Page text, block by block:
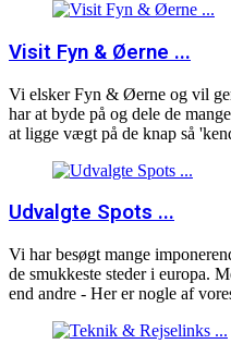
Visit Fyn & Øerne ...
Vi elsker Fyn & Øerne og vil
har at byde på og dele de
at ligge vægt på de knap så
Udvalgte Spots ...
Vi har besøgt mange
de smukkeste steder i europa.
end andre - Her er nogle af